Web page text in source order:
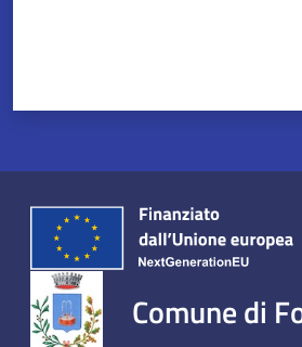
argomenti
Seguici
su
Comune di